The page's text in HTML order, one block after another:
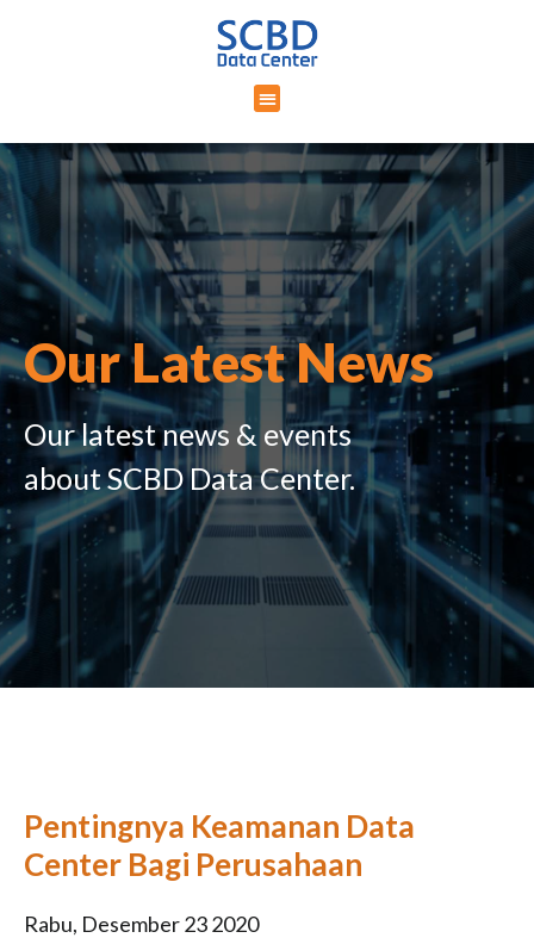
Our Latest News
Our latest news & events
about SCBD Data Center.
Pentingnya Keamanan Data
Center Bagi Perusahaan
Rabu, Desember 23 2020